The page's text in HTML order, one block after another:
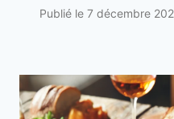
Publié le 7 décembre